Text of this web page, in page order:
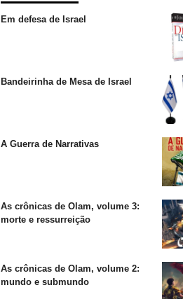
Em defesa de Israel
Bandeirinha de Mesa de Israel
A Guerra de Narrativas
As crônicas de Olam, volume 3:
morte e ressurreição
As crônicas de Olam, volume 2:
mundo e submundo